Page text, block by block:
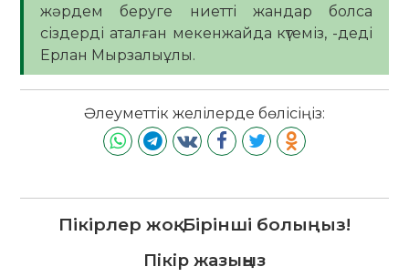
жәрдем беруге ниетті жандар болса
сіздерді аталған мекенжайда күтеміз, -деді
Ерлан Мырзалыұлы.
Әлеуметтік желілерде бөлісіңіз:
Пікірлер жоқ. Бірінші болыңыз!
Пікір жазыңыз